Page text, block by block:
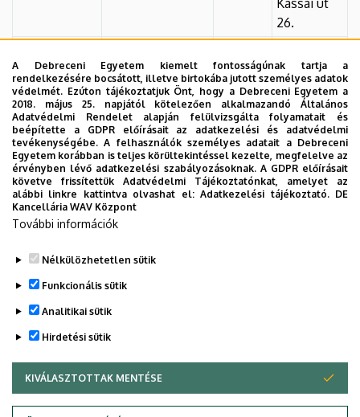
26.
Idegen
nyelvű
előadás
Theoretical and
practical
challenges in the
enforcement of
contact
11:30
Kassai úti
Campus,
A/II-es
előadó
4028
Debrecen,
Kassai út
26.
Legutóbb frissítve: 2026. 02. 17. 12:26
A Debreceni Egyetem kiemelt fontosságúnak tartja a
rendelkezésére bocsátott, illetve birtokába jutott személyes adatok
védelmét. Ezúton tájékoztatjuk Önt, hogy a Debreceni Egyetem a
2018. május 25. napjától kötelezően alkalmazandó Általános
Adatvédelmi Rendelet alapján felülvizsgálta folyamatait és
beépítette a GDPR előírásait az adatkezelési és adatvédelmi
tevékenységébe. A felhasználók személyes adatait a Debreceni
Egyetem korábban is teljes körültekintéssel kezelte, megfelelve az
érvényben lévő adatkezelési szabályozásoknak. A GDPR előírásait
követve frissítettük Adatvédelmi Tájékoztatónkat, amelyet az
alábbi linkre kattintva olvashat el:Adatkezelési tájékoztató. DE
Kancellária WAV Központ
További információk
Nélkülözhetetlen sütik
Funkcionális sütik
Analitikai sütik
Hirdetési sütik
KIVÁLASZTOTTAK MENTÉSE
WITHDRAW CONSENT